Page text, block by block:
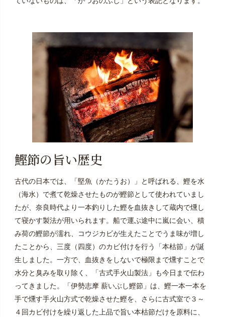
鰹節の旨い歴史
古代の日本では、「堅魚（かたうお）」と呼ばれる、鰹を水
（海水）で煮て乾燥させたものが鰹節として使われていまし
たが、奈良時代より一本釣りした鰹を血抜きして蔵内で燻し
て寝かす製法が用いられます。船で運ぶ途中に嵐に会い、積
み荷の鰹節が濡れ、コウジカビが生えたことでうま味が増し
たことから、三度（四度）のカビ付けを行う「本枯節」が誕
生しました。一方で、血抜きをしないで極限まで燻すことで
水分と臭みを取り除く、「古式手火山製法」も今日まで伝わ
ってきました。「伊勢志摩 薪いぶし鰹節」は、鰹一本一本を
手で燻す手火山方式で乾燥させた鰹を、さらに古式室で３～
４回カビ付けを繰り返した上品で旨い本枯節だけを原料に、